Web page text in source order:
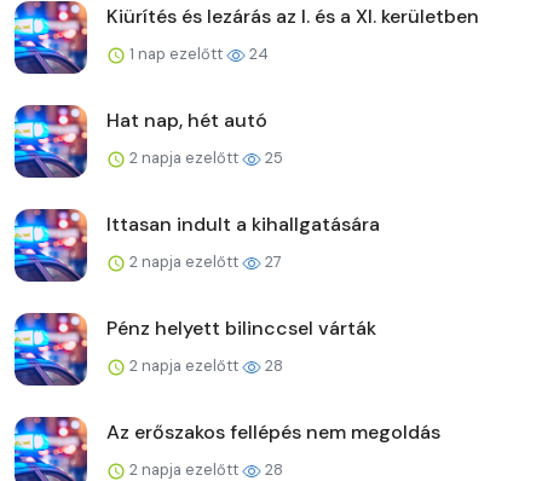
Kiürítés és lezárás az I. és a XI. kerületben
1 nap ezelőtt 24
Hat nap, hét autó
2 napja ezelőtt 25
Ittasan indult a kihallgatására
2 napja ezelőtt 27
Pénz helyett bilinccsel várták
2 napja ezelőtt 28
Az erőszakos fellépés nem megoldás
2 napja ezelőtt 28